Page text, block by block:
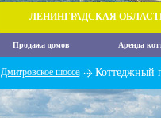
ЛЕНИНГРАДСКАЯ
Продажа домов Аренда
Дмитровское шоссе Коттеджный